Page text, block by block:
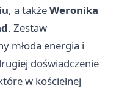
, a takżeWeronika
. Zestaw
młoda energia i
doświadczenie
w kościelnej